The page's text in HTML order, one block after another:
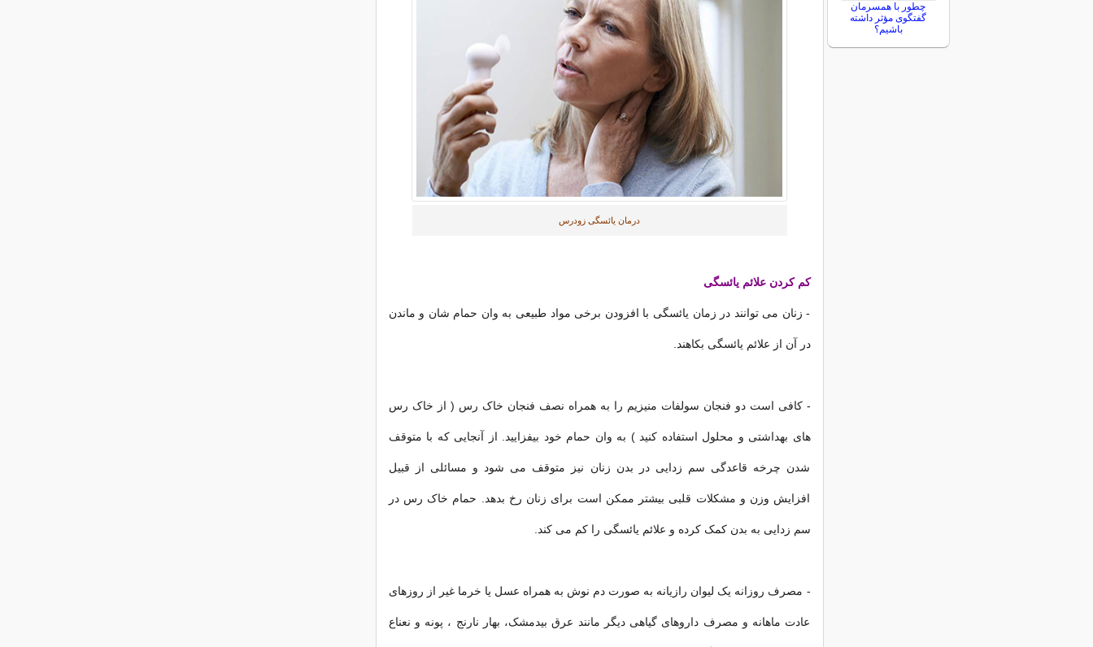
درمان یائسگی زودرس
کم کردن علائم یائسگی
- زنان می توانند در زمان یائسگی با افزودن برخی مواد طبیعی به وان حمام شان و ماندن
در آن از علائم یائسگی بکاهند.
- کافی است دو فنجان سولفات منیزیم را به همراه نصف فنجان خاک رس ( از خاک رس
های بهداشتی و محلول استفاده کنید ) به وان حمام خود بیفزایید. از آنجایی که با متوقف
شدن چرخه قاعدگی سم زدایی در بدن زنان نیز متوقف می شود و مسائلی از قبیل
افزایش وزن و مشکلات قلبی بیشتر ممکن است برای زنان رخ بدهد. حمام خاک رس در
سم زدایی به بدن کمک کرده و علائم یائسگی را کم می کند.
- مصرف روزانه یک لیوان رازیانه به صورت دم نوش به همراه عسل یا خرما غیر از روزهای
عادت ماهانه و مصرف داروهای گیاهی دیگر مانند عرق بیدمشک، بهار نارنج ، پونه و نعناع
چطور با همسرمان
گفتگوی مؤثر داشته
باشیم؟